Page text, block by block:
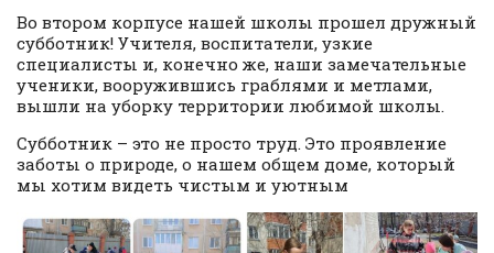
Во втором корпусе нашей школы прошел дружный
субботник! Учителя, воспитатели, узкие
специалисты и, конечно же, наши замечательные
ученики, вооружившись граблями и метлами,
вышли на уборку территории любимой школы.
Субботник – это не просто труд. Это проявление
заботы о природе, о нашем общем доме, который
мы хотим видеть чистым и уютным